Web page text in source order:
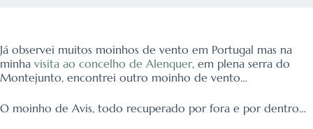
Já observei muitos moinhos de vento em Portugal mas na
minha visita ao concelho de Alenquer, em plena serra do
Montejunto, encontrei outro moinho de vento…
O moinho de Avis, todo recuperado por fora e por dentro…